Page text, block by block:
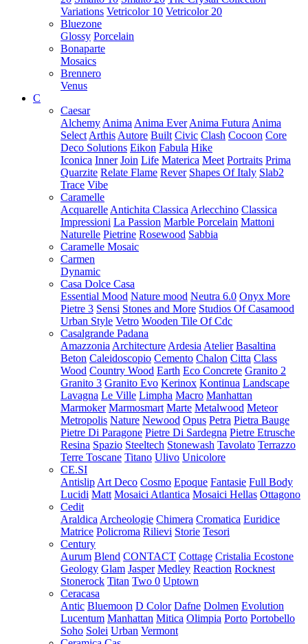
Variations Vetricolor 10 Vetricolor 20
Bluezone
Glossy Porcelain
Bonaparte
Mosaics
Brennero
Venus
C
Caesar
Alchemy Anima Anima Ever Anima Futura Anima
Select Arthis Autore Built Civic Clash Cocoon Core
Deco Solutions Eikon Fabula Hike
Iconica Inner Join Life Materica Meet Portraits Prima
Quarzite Relate Flame Rever Shapes Of Italy Slab2
Trace Vibe
Caramelle
Acquarelle Antichita Classica Arlecchino Classica
Impressioni La Passion Marble Porcelain Mattoni
Naturelle Pietrine Rosewood Sabbia
Caramelle Mosaic
Carmen
Dynamic
Casa Dolce Casa
Essential Mood Nature mood Neutra 6.0 Onyx More
Pietre 3 Sensi Stones and More Studios Of Casamood
Urban Style Vetro Wooden Tile Of Cdc
Casalgrande Padana
Amazzonia Architecture Ardesia Atelier Basaltina
Beton Caleidoscopio Cemento Chalon Citta Class
Wood Country Wood Earth Eco Concrete Granito 2
Granito 3 Granito Evo Kerinox Kontinua Landscape
Lavagna Le Ville Limpha Macro Manhattan
Marmoker Marmosmart Marte Metalwood Meteor
Metropolis Nature Newood Opus Petra Pietra Bauge
Pietre Di Paragone Pietre Di Sardegna Pietre Etrusche
Resina Spazio Steeltech Stonewash Tavolato Terrazzo
Terre Toscane Titano Ulivo Unicolore
CE.SI
Antislip Art Deco Cosmo Epoque Fantasie Full Body
Lucidi Matt Mosaici Atlantica Mosaici Hellas Ottagono
Cedit
Araldica Archeologie Chimera Cromatica Euridice
Matrice Policroma Rilievi Storie Tesori
Century
Aurum Blend CONTACT Cottage Cristalia Ecostone
Geology Glam Jasper Medley Reaction Rocknest
Stonerock Titan Two 0 Uptown
Ceracasa
Antic Bluemoon D Color Dafne Dolmen Evolution
Lucentum Manhattan Mitica Olimpia Porto Portobello
Soho Solei Urban Vermont